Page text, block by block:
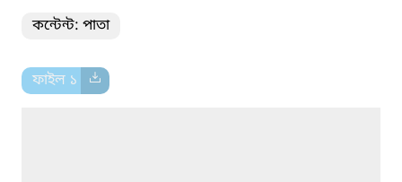
কন্টেন্ট: পাতা
ফাইল ১